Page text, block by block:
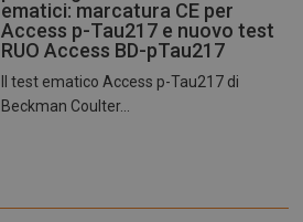
ematici: marcatura CE per
Access p-Tau217 e nuovo test
RUO Access BD-pTau217
Il test ematico Access p-Tau217 di
Beckman Coulter...
4
settimane
2 giorni
Questo cookie è impostato
il sistema di tracking anonimo.
settimane
Questo cookie viene utilizzato dal
Script.com per ricordare le preferenze
cookie dei visitatori. È necessario
di Cookie-Script.com funzioni